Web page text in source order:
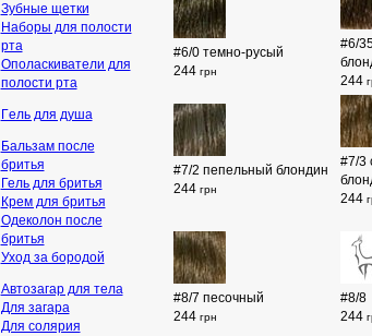
#6/0 темно-русый
244 грн
#6/
244
#7/2 пепельный блондин
244 грн
#7/3
244
#8/7 песочный
244 грн
#8/8
244
Зубные щетки
Наборы для полости
рта
Ополаскиватели для
полости рта
Гeль для душа
Бальзам после
бритья
Гель для бритья
Крем для бритья
Одеколон после
бритья
Уход за бородой
Автозагар для тела
Для загара
Для солярия